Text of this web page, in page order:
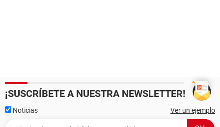
¡SUSCRÍBETE A NUESTRA NEWSLETTER!
Noticias Ver un ejemplo